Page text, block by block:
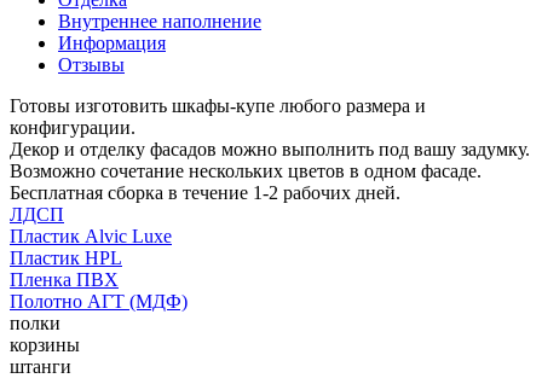
Внутреннее наполнение
Информация
Отзывы
Готовы изготовить шкафы-купе любого размера и
конфигурации.
Декор и отделку фасадов можно выполнить под вашу задумку.
Возможно сочетание нескольких цветов в одном фасаде.
Бесплатная сборка в течение 1-2 рабочих дней.
ЛДСП
Пластик Alvic Luxe
Пластик HPL
Пленка ПВХ
Полотно АГТ (МДФ)
полки
корзины
штанги